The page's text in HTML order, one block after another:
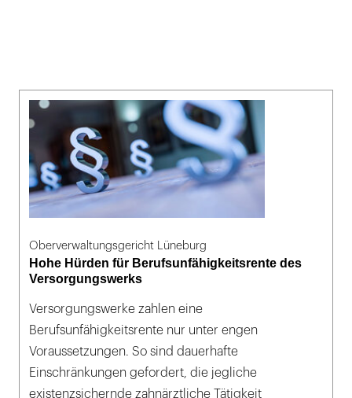
Oberverwaltungsgericht Lüneburg
Hohe Hürden für Berufsunfähigkeitsrente des
Versorgungswerks
Versorgungswerke zahlen eine
Berufsunfähigkeitsrente nur unter engen
Voraussetzungen. So sind dauerhafte
Einschränkungen gefordert, die jegliche
existenzsichernde zahnärztliche Tätigkeit